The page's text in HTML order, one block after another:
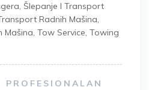
, Šlepanje I Transport
Radnih Mašina,
Mašina, Tow Service, Towing
PROFESIONALAN